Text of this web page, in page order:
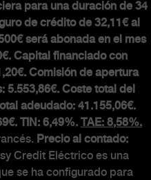
para una duración de 34
de crédito de 32,11€ al
será abonada en el mes
Capital financiado con
Comisión de apertura
5.553,86€. Coste total del
adeudado: 41.155,06€.
TIN: 6,49%. TAE: 8,58%.
Precio al contado:
Credit Eléctrico es una
se ha configurado para